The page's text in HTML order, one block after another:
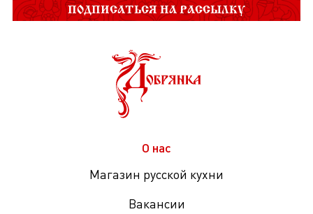
ПОДПИСАТЬСЯ НА РАССЫЛКУ
О нас
Магазин русской кухни
Вакансии